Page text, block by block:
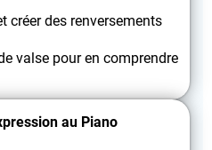
des renversements
valse pour en comprendre
au Piano